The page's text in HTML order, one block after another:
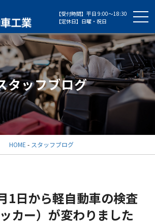
【受付時間】平日 9:00～18:30
【定休日】日曜・祝日
タッフブログ
HOME - スタッフブログ
1日から軽自動車の検査
カー）が変わりました